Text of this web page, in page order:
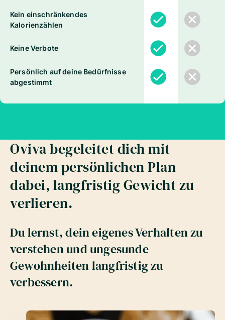
Kein einschränkendes
Kalorienzählen
Keine Verbote
Persönlich auf deine Bedürfnisse
abgestimmt
Oviva begeleitet dich mit
deinem persönlichen Plan
dabei, langfristig Gewicht zu
verlieren.
Du lernst, dein eigenes Verhalten zu
verstehen und ungesunde
Gewohnheiten langfristig zu
verbessern.